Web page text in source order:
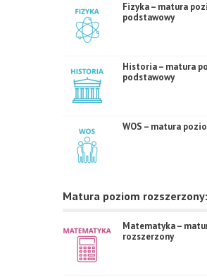
Fizyka – matura
podstawowy
Historia – matura
podstawowy
WOS – matura
Matura poziom rozszerzony:
Matematyka –
rozszerzony